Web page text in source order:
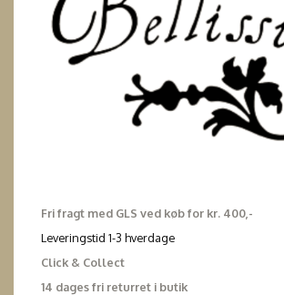
Fri fragt med GLS ved køb for kr. 400,-
Leveringstid 1-3 hverdage
Click & Collect
14 dages fri returret i butik